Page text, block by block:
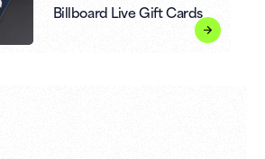
Billboard Live Gift Cards